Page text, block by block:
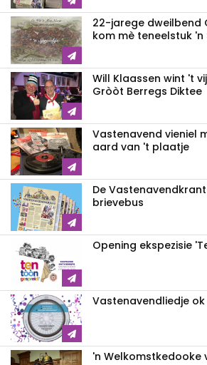
22-jarege dweilbend
kom mè teneelstuk 'n
Will Klaassen wint 't
Gròòt Berregs Diktee
Vastenavend vieniel
aard van 't plaatje
De
brievebus
Opening ekspezisie
Vastenavendliedje
'n Welkomstkedooke